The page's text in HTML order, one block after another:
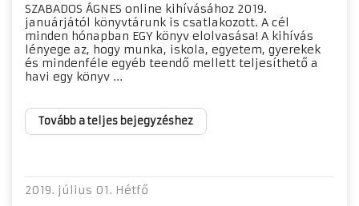
SZABADOS ÁGNES online kihívásához 2019.
januárjától könyvtárunk is csatlakozott. A cél
minden hónapban EGY könyv elolvasása! A kihívás
lényege az, hogy munka, iskola, egyetem, gyerekek
és mindenféle egyéb teendő mellett teljesíthető a
havi egy könyv ...
Tovább a teljes bejegyzéshez
2019. július 01. Hétfő